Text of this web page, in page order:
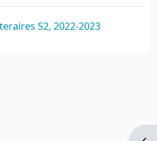
S2, 2022-2023Leçon